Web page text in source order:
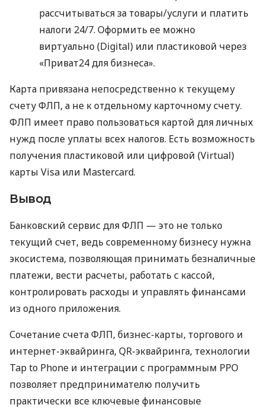
рассчитываться за товары/услуги и платить
налоги 24/7. Оформить ее можно
виртуально (Digital) или пластиковой через
«Приват24 для бизнеса».
Карта привязана непосредственно к текущему
счету ФЛП, а не к отдельному карточному счету.
ФЛП имеет право пользоваться картой для личных
нужд после уплаты всех налогов. Есть возможность
получения пластиковой или цифровой (Virtual)
карты Visa или Mastercard.
Вывод
Банковский сервис для ФЛП — это не только
текущий счет, ведь современному бизнесу нужна
экосистема, позволяющая принимать безналичные
платежи, вести расчеты, работать с кассой,
контролировать расходы и управлять финансами
из одного приложения.
Сочетание счета ФЛП, бизнес-карты, торгового и
интернет-эквайринга, QR-эквайринга, технологии
Tap to Phone и интеграции с программным РРО
позволяет предпринимателю получить
практически все ключевые финансовые